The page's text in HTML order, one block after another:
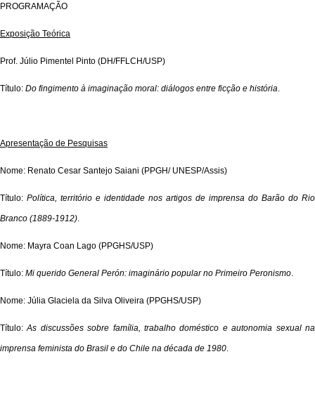
PROGRAMAÇÃO
Exposição Teórica
Prof. Júlio Pimentel Pinto (DH/FFLCH/USP)
Título: Do fingimento à imaginação moral: diálogos entre ficção e história
Apresentação de Pesquisas
Nome: Renato Cesar Santejo Saiani (PPGH/ UNESP/Assis)
Título: Política, território e identidade nos artigos de imprensa do Barão do Rio
Branco (1889-1912)
Nome: Mayra Coan Lago (PPGHS/USP)
Título: Mi querido General Perón: imaginário popular no Primeiro Peronismo
Nome: Júlia Glaciela da Silva Oliveira (PPGHS/USP)
Título:As discussões sobre família, trabalho doméstico e autonomia sexual na
imprensa feminista do Brasil e do Chile na década de 1980